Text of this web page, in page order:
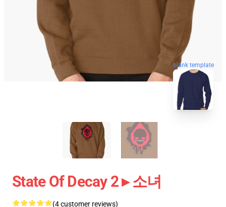
blank template
State Of Decay 2 ▸ 소녀
(4 customer reviews)